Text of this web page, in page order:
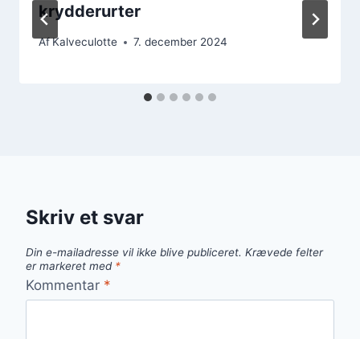
krydderurter
AfKalveculotte 7. december 2024
Skriv et svar
Din e-mailadresse vil ikke blive publiceret. Krævede felter
er markeret med *
Kommentar *